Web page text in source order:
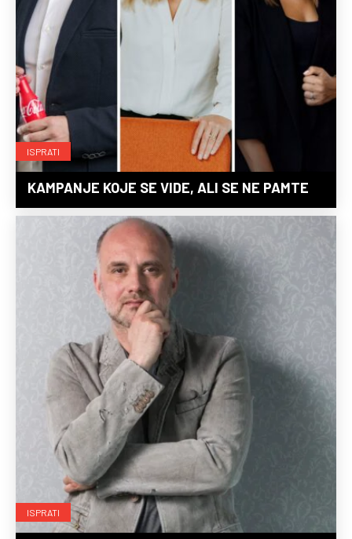
ISPRATI
KAMPANJE KOJE SE VIDE, ALI SE NE PAMTE
ISPRATI